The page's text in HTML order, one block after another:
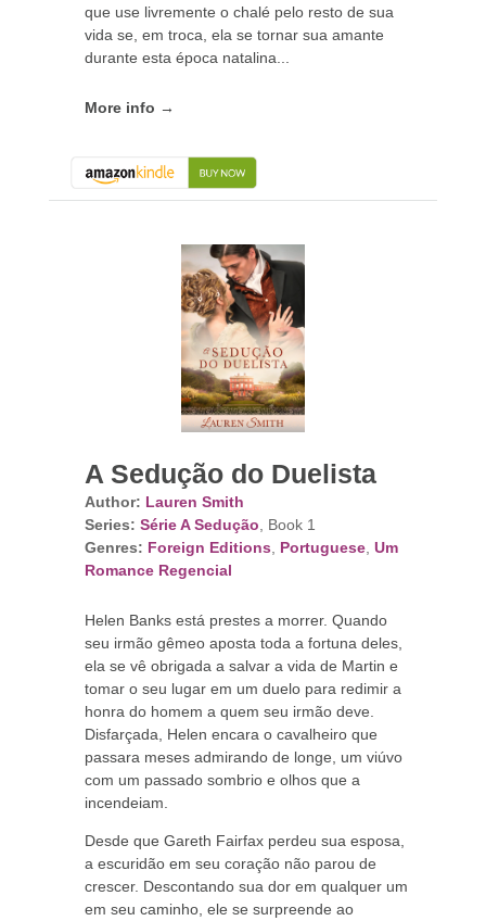
que use livremente o chalé pelo resto de sua
vida se, em troca, ela se tornar sua amante
durante esta época natalina...
More info →
A Sedução do Duelista
Author: Lauren Smith
Series: Série A Sedução , Book 1
Genres: Foreign Editions Portuguese, Um
Romance Regencial
Helen Banks está prestes a morrer. Quando
seu irmão gêmeo aposta toda a fortuna deles,
ela se vê obrigada a salvar a vida de Martin e
tomar o seu lugar em um duelo para redimir a
honra do homem a quem seu irmão deve.
Disfarçada, Helen encara o cavalheiro que
passara meses admirando de longe, um viúvo
com um passado sombrio e olhos que a
incendeiam.
Desde que Gareth Fairfax perdeu sua esposa,
a escuridão em seu coração não parou de
crescer. Descontando sua dor em qualquer um
em seu caminho, ele se surpreende ao